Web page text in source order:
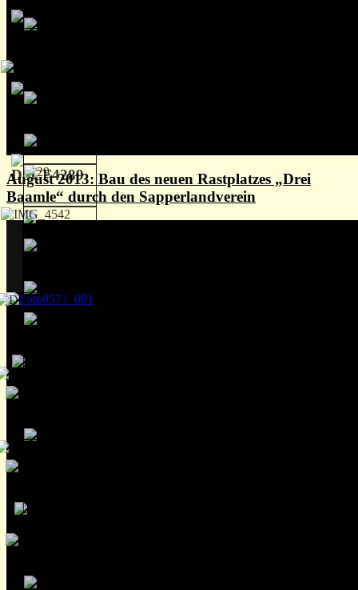
August 2013: Bau des neuen Rastplatzes „Drei
Baamle“ durch den Sapperlandverein